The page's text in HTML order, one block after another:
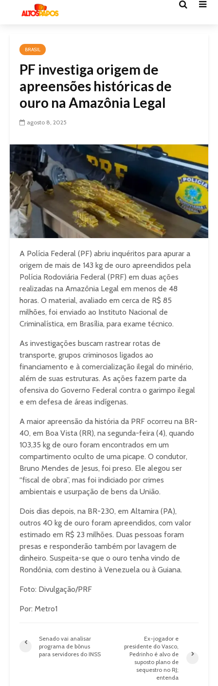
BRASIL
PF investiga origem de
apreensões históricas de
ouro na Amazônia Legal
agosto 8, 2025
A Polícia Federal (PF) abriu inquéritos para apurar a
origem de mais de 143 kg de ouro apreendidos pela
Polícia Rodoviária Federal (PRF) em duas ações
realizadas na Amazônia Legal em menos de 48
horas. O material, avaliado em cerca de R$ 85
milhões, foi enviado ao Instituto Nacional de
Criminalística, em Brasília, para exame técnico.
As investigações buscam rastrear rotas de
transporte, grupos criminosos ligados ao
financiamento e à comercialização ilegal do minério,
além de suas estruturas. As ações fazem parte da
ofensiva do Governo Federal contra o garimpo ilegal
e em defesa de áreas indígenas.
A maior apreensão da história da PRF ocorreu na BR-
40, em Boa Vista (RR), na segunda-feira (4), quando
103,35 kg de ouro foram encontrados em um
compartimento oculto de uma picape. O condutor,
Bruno Mendes de Jesus, foi preso. Ele alegou ser
“fiscal de obra”, mas foi indiciado por crimes
ambientais e usurpação de bens da União.
Dois dias depois, na BR-230, em Altamira (PA),
outros 40 kg de ouro foram apreendidos, com valor
estimado em R$ 23 milhões. Duas pessoas foram
presas e responderão também por lavagem de
dinheiro. Suspeita-se que o ouro tenha vindo de
Rondônia, com destino à Venezuela ou à Guiana.
Foto: Divulgação/PRF
Por: Metro1
Senado vai analisar
programa de bônus
para servidores do INSS
Ex-jogador e
presidente do Vasco,
Pedrinho é alvo de
suposto plano de
sequestro no RJ;
entenda